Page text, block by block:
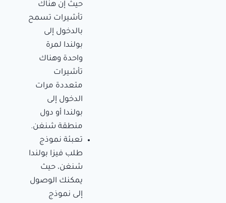
حيث إن هناك
تأشيرات تسمح
بالدخول إلى
بولندا لمرة
واحدة وهناك
تأشيرات
متعددة مرات
الدخول إلى
بولندا أو دول
منطقة شنغن.
تعبئة نموذج
طلب فيزا بولندا
شنغن، حيث
يمكنك الوصول
إلى نموذج